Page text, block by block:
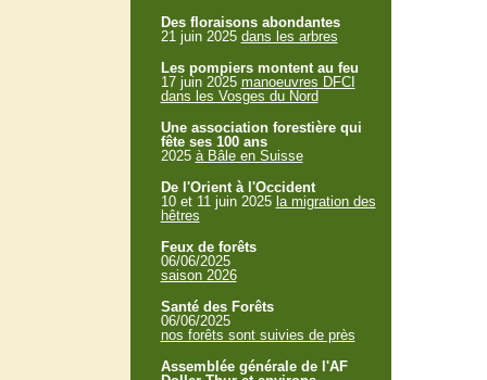
Des floraisons abondantes
21 juin 2025 dans les arbres
Les pompiers montent au feu
17 juin 2025 manoeuvres DFCI
dans les Vosges du Nord
Une association forestière qui
fête ses 100 ans
2025 à Bâle en Suisse
De l'Orient à l'Occident
10 et 11 juin 2025 la migration des
hêtres
Feux de forêts
06/06/2025
saison 2026
Santé des Forêts
06/06/2025
nos forêts sont suivies de près
Assemblée générale de l'AF